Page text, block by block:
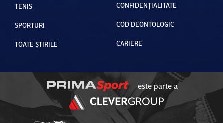
TENIS
SPORTURI
TOATE ȘTIRILE
CONFIDENȚIALITATE
COD DEONTOLOGIC
CARIERE
este parte a